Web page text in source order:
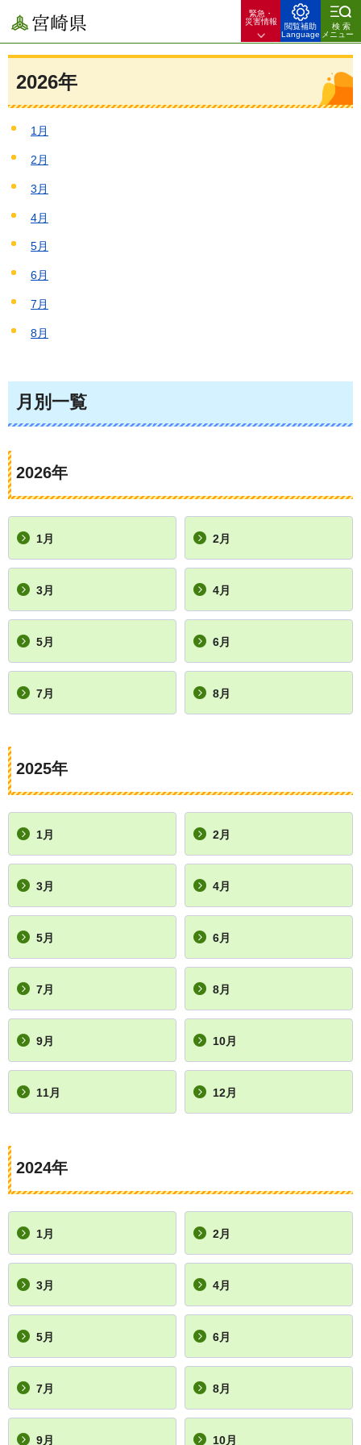
宮崎県
緊急・
災害情報
閲覧補助
Language
検索
メニュー
2026年
1月
2月
3月
4月
5月
6月
7月
8月
月別一覧
2026年
1月 2月
3月 4月
5月 6月
7月 8月
2025年
1月 2月
3月 4月
5月 6月
7月 8月
9月 10月
11月 12月
2024年
1月 2月
3月 4月
5月 6月
7月 8月
9月 10月